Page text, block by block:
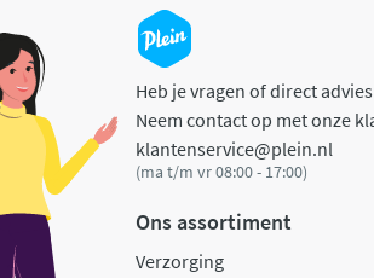
Heb je vragen of direct
Neem contact op met onze
klantenservice@plein.nl
(ma t/m vr 08:00 - 17:00)
Ons assortiment
Verzorging